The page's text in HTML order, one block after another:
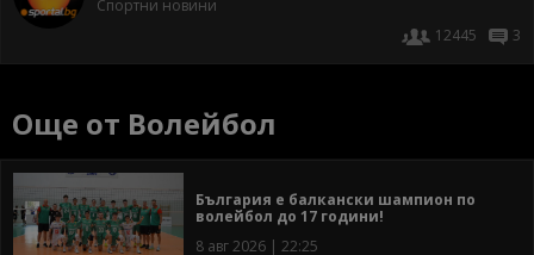
Спортни новини
12445
3
Още от Волейбол
България е балкански шампион по
волейбол до 17 години!
8 авг 2026 | 22:25